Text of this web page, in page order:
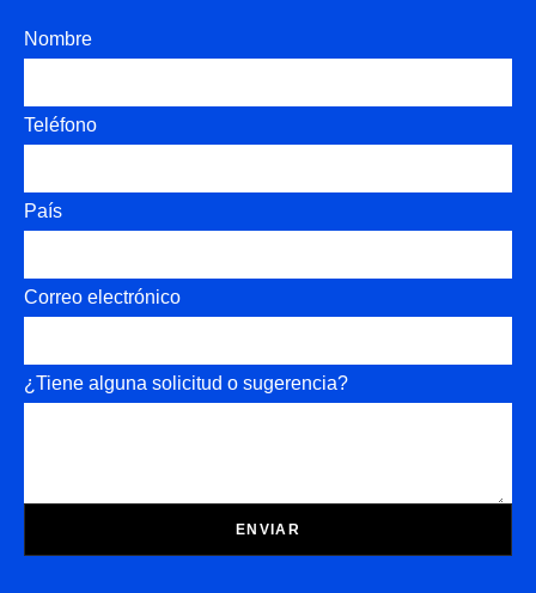
Nombre
Teléfono
País
Correo electrónico
¿Tiene alguna solicitud o sugerencia?
ENVIAR